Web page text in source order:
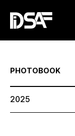
PHOTOBOOK
2025